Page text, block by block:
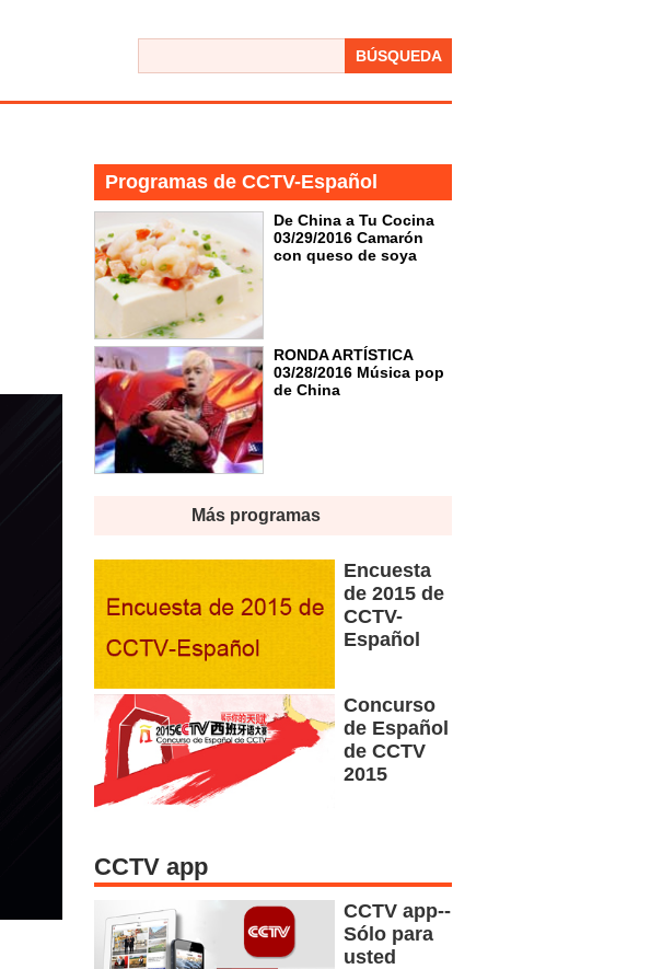
BÚSQUEDA
Programas de CCTV-Español
De China a Tu Cocina
03/29/2016 Camarón
con queso de soya
RONDA ARTÍSTICA
03/28/2016 Música pop
de China
Más programas
Encuesta
de 2015 de
CCTV-
Español
Concurso
de Español
de CCTV
2015
CCTV app
CCTV app--
Sólo para
usted